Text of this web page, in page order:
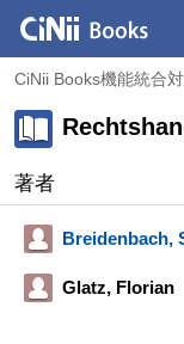
CiNii Books機能統合
著者
Breidenbach,
Glatz, Florian